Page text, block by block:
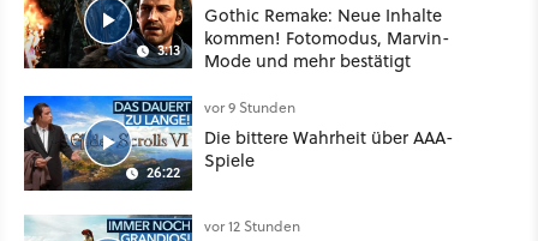
3:13
Gothic Remake: Neue Inhalte
kommen! Fotomodus, Marvin-
Mode und mehr bestätigt
26:22
vor 9 Stunden
Die bittere Wahrheit über AAA-
Spiele
vor 12 Stunden